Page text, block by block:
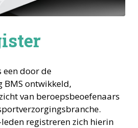
een door de
BMS ontwikkeld,
van beroepsbeoefenaars
registreren zich hierin